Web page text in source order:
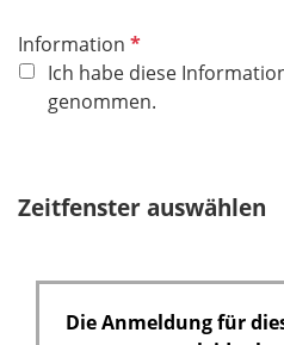
Information P
l
t
d
Ich habe diese
genommen.
Zeitfenster auswählen
Die Anmeldung für